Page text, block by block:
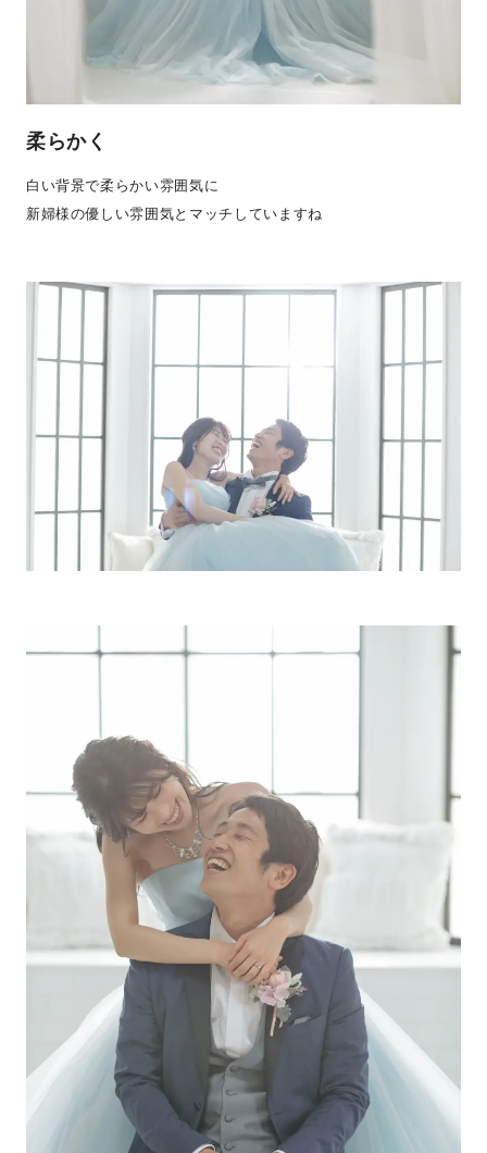
柔らかく
白い背景で柔らかい雰囲気に
新婦様の優しい雰囲気とマッチしていますね